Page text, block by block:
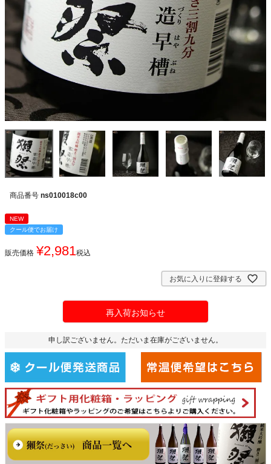
商品番号 ns010018c00
NEW
クール便でお届け
販売価格 ¥2,981税込
お気に入りに登録する
再入荷お知らせ
申し訳ございません。ただいま在庫がございません。